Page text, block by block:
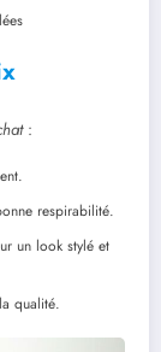
:
respirabilité.
un look stylé et
qualité.